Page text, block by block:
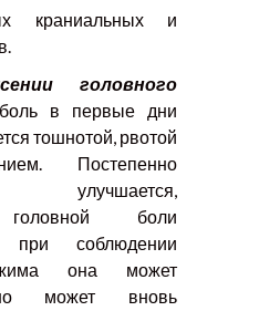
краниальных и
головного
в первые дни
тошнотой, рвотой
Постепенно
улучшается,
головной боли
при соблюдении
она может
но может вновь